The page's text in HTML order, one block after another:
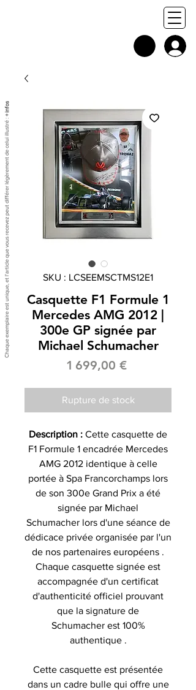
SKU : LCSEEMSCTMS12E1
Casquette F1 Formule 1
Mercedes AMG 2012 |
300e GP signée par
Michael Schumacher
1 699,00 €Prix
Rupture de stock
Description : Cette casquette de
F1 Formule 1 encadrée Mercedes
AMG 2012 identique à celle
portée à Spa Francorchamps lors
de son 300e Grand Prix a été
signée par Michael
Schumacher lors d'une séance de
dédicace privée organisée par l'un
de nos partenaires européens .
Chaque casquette signée est
accompagnée d'un certificat
d'authenticité officiel prouvant
que la signature de
Schumacher est 100%
authentique .
Cette casquette est présentée
dans un cadre bulle qui offre une
Chaque exemplaire est unique, et l'article que vous recevez peut différer légèrement de celui illustré :
+ infos